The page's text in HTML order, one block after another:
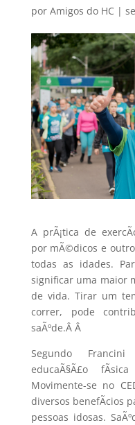
por Amigos do HC |
A prÃ¡tica de
por mÃ©dicos e
todas as idades.
significar uma maior
de vida. Tirar um
correr, pode
saÃºde.Â Â
Segundo
educaÃ§Ã£o
Movimente-se no
diversos benefÃ­cios
pessoas idosas.